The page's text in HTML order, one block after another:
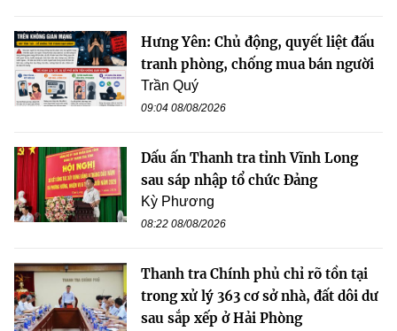
Hưng Yên: Chủ động, quyết liệt đấu
tranh phòng, chống mua bán người
Trần Quý
09:04 08/08/2026
Dấu ấn Thanh tra tỉnh Vĩnh Long
sau sáp nhập tổ chức Đảng
Kỳ Phương
08:22 08/08/2026
Thanh tra Chính phủ chỉ rõ tồn tại
trong xử lý 363 cơ sở nhà, đất dôi dư
sau sắp xếp ở Hải Phòng